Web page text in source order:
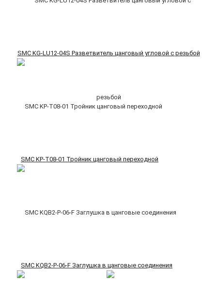
SMC KG-LU12-04S Разветвитель цанговый угловой с резьбой
SMC KP-T08-01 Тройник цанговый переходной
SMC KQB2-P-06-F Заглушка в цанговые соединения